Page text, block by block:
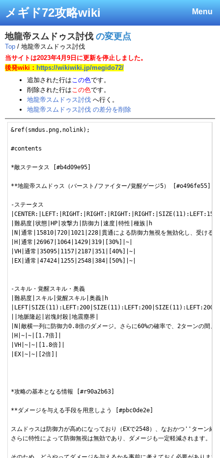
Menu
メギド72攻略wiki
地龍帝スムドゥス討伐 の変更点
Top / 地龍帝スムドゥス討伐
当サイトは2023年4月9日に更新を停止しました。
後発wiki： https://wikiwiki.jp/megido72/
追加された行はこの色です。
削除された行はこの色です。
地龍帝スムドゥス討伐 へ行く。
地龍帝スムドゥス討伐 の差分を削除
&ref(smdus.png,nolink);
#contents
*敵ステータス [#b4d09e95]
**地龍帝スムドゥス（バースト/ファイター/覚醒ゲージ5） [#o496fe55]
-ステータス
|難易度|状態|HP|攻撃力|防御力|速度|特性|種族|h
|N|通常|15810|720|1021|228|貫通による防御力無視を無効化し、受ける
|H|通常|26967|1064|1429|319|[30%]|~|
|VH|通常|35095|1157|2187|351|[40%]|~|
|EX|通常|47424|1255|2548|384|[50%]|~|
-スキル・覚醒スキル・奥義
|難易度|スキル|覚醒スキル|奥義|h
|LEFT|SIZE(11):LEFT:200|SIZE(11):LEFT:200|SIZE(11):LEFT:200|c
||地脈隆起|岩塊封殺|地震塵界|
|N|敵横一列に防御力0.8倍のダメージ。さらに60%の確率で、2ターンの間
|H|~|~|[1.7倍]|
|VH|~|~|[1.8倍]|
|EX|~|~|[2倍]|
*攻略の基本となる情報 [#r90a2b63]
**ダメージを与える手段を用意しよう [#pbc0de2e]
スムドゥスは防御力が高めになっており（EXで2548）、なおかつ''ターン
さらに特性によって防御無視は無効であり、ダメージも一定軽減されます。